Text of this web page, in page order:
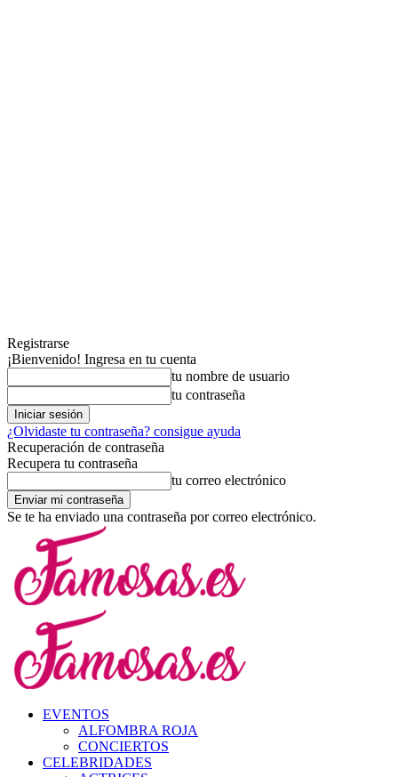
Registrarse
¡Bienvenido! Ingresa en tu cuenta
tu nombre de usuario
tu contraseña
¿Olvidaste tu contraseña? consigue ayuda
Recuperación de contraseña
Recupera tu contraseña
tu correo electrónico
Se te ha enviado una contraseña por correo electrónico.
EVENTOS
ALFOMBRA ROJA
CONCIERTOS
CELEBRIDADES